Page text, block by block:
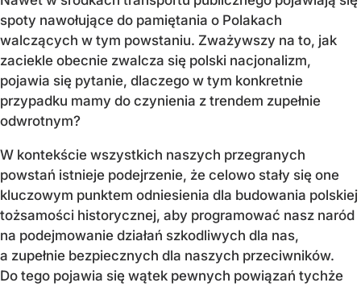
spoty nawołujące do pamiętania o Polakach
walczących w tym powstaniu. Zważywszy na to, jak
zaciekle obecnie zwalcza się polski nacjonalizm,
pojawia się pytanie, dlaczego w tym konkretnie
przypadku mamy do czynienia z trendem zupełnie
odwrotnym?
W kontekście wszystkich naszych przegranych
powstań istnieje podejrzenie, że celowo stały się one
kluczowym punktem odniesienia dla budowania polskiej
tożsamości historycznej, aby programować nasz naród
na podejmowanie działań szkodliwych dla nas,
a zupełnie bezpiecznych dla naszych przeciwników.
Do tego pojawia się wątek pewnych powiązań tychże